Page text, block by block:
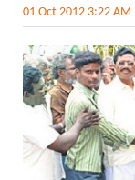
01 Oct 2012 3:22 AM